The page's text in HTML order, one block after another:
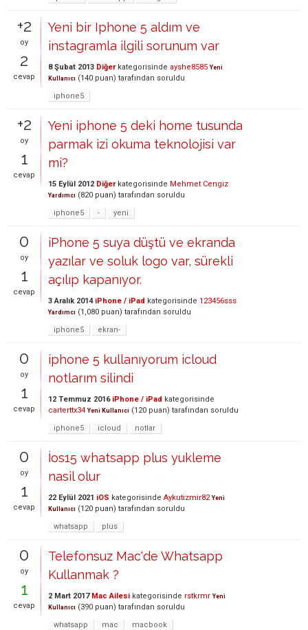
+2
oy
2
cevap
Yeni bir Iphone 5 aldım ve
instagramla ilgili sorunum var
8 Şubat 2013 Diğerkategorisinde ayshe8585 Yeni
Kullanıcı (140 puan) tarafından soruldu
iphone5
+2
oy
1
cevap
Yeni iphone 5 deki home tusunda
parmak izi okuma teknolojisi var
mi?
15 Eylül 2012 Diğerkategorisinde Mehmet Cengiz
Yardımcı (820 puan) tarafından soruldu
iphone5
- yeni
0
oy
1
cevap
iPhone 5 suya düştü ve ekranda
yazılar ve soluk logo var, sürekli
açılıp kapanıyor.
3 Aralık 2014 iPhone / iPad kategorisinde 123456sss
Yardımcı (1,080 puan) tarafından soruldu
iphone5
ekran-
0
oy
1
cevap
iphone 5 kullanıyorum icloud
notlarım silindi
12 Temmuz 2016 iPhone / iPad kategorisinde
carterttx34 Yeni Kullanıcı (120 puan) tarafından soruldu
iphone5
icloud notlar
0
oy
1
cevap
İos15 whatsapp plus yukleme
nasil olur
22 Eylül 2021 iOS kategorisinde Aykutizmir82 Yeni
Kullanıcı (120 puan) tarafından soruldu
whatsapp
plus
0
oy
1
cevap
Telefonsuz Mac'de Whatsapp
Kullanmak ?
2 Mart 2017 Mac Ailesi kategorisinde rstkrmr Yeni
Kullanıcı (390 puan) tarafından soruldu
whatsapp
mac macbook